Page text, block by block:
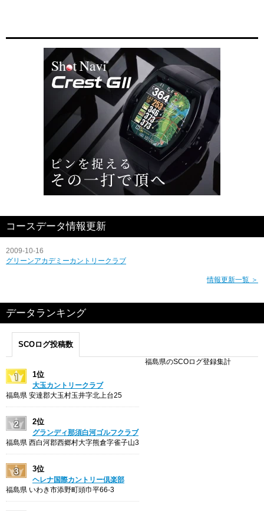
コースデータ情報更新
2009-10-16
グリーンアカデミーカントリークラブ
情報更新一覧 ＞
データランキング
SCOログ投稿数
福島県のSCOログ登録集計
1位
大玉カントリークラブ
福島県 安達郡大玉村玉井字北上台25
2位
グランディ那須白河ゴルフクラブ
福島県 西白河郡西郷村大字熊倉字雀子山3
3位
ヘレナ国際カントリー倶楽部
福島県 いわき市添野町頭巾平66-3